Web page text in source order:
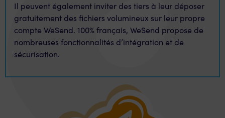
Il peuvent également inviter des tiers à leur déposer
gratuitement des fichiers volumineux sur leur propre
compte WeSend. 100% français, WeSend propose de
nombreuses fonctionnalités d’intégration et de
sécurisation.